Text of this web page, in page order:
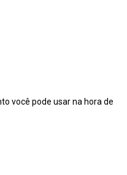
você pode usar na hora de